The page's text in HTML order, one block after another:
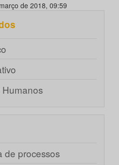
de 2018, 09:59
Humanos
de processos